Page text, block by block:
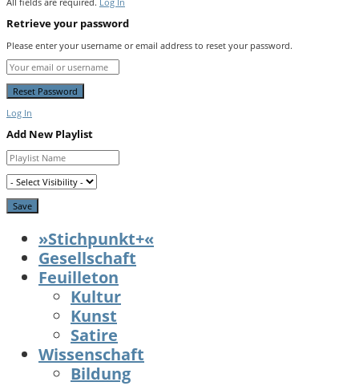
Retrieve your password
Please enter your username or email address to reset your password.
Log In
Add New Playlist
»Stichpunkt+«
Gesellschaft
Feuilleton
Kultur
Kunst
Satire
Wissenschaft
Bildung